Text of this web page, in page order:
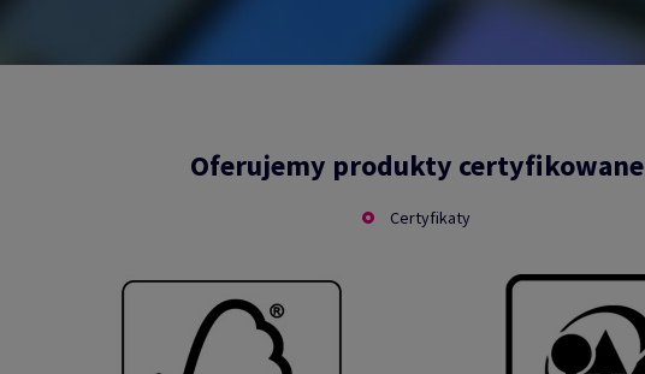
Oferujemy produkty certyfikowane
Certyfikaty